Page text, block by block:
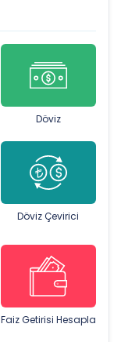
Döviz
Döviz Çevirici
Faiz Getirisi Hesapla